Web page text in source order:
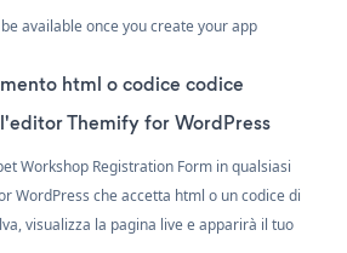
available once you create your app
html o codice codice
Themify for WordPress
Workshop Registration Form in qualsiasi
WordPress che accetta html o un codice di
visualizza la pagina live e apparirà il tuo